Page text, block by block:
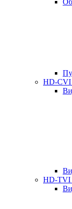
HD-CVI
HD-TVI